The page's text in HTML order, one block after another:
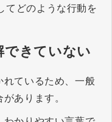
てどのような行動を
できていない
れているため、一般
あります。